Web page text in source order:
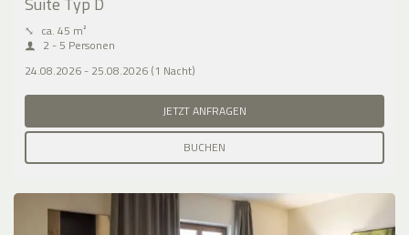
⤡ ca. 45 m²
2 - 5 Personen
24.08.2026 - 25.08.2026 (1 Nacht)
JETZT ANFRAGEN
BUCHEN